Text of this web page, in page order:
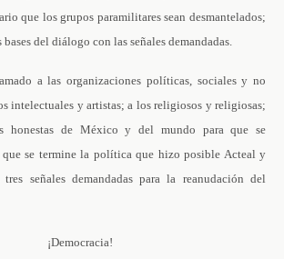
que los grupos paramilitares sean desmantelados;
bases del diálogo con las señales demandadas.
a las organizaciones políticas, sociales y no
intelectuales y artistas; a los religiosos y religiosas;
honestas de México y del mundo para que se
se termine la política que hizo posible Acteal y
señales demandadas para la reanudación del
¡Democracia!